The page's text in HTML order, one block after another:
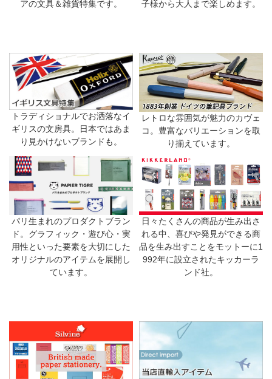
アの文具＆雑貨特集です。 子様から大人まで楽しめます。
トラディショナルでお洒落なイ
ギリスの文房具。日本ではあま
り見かけないブランドも。
レトロな雰囲気が魅力のカヴェ
コ。豊富なバリエーションを取
り揃えています。
パリ生まれのプロダクトブラン
ド。グラフィック・遊び心・実
用性といった要素を大切にした
オリジナルのアイテムを展開し
ています。
日々たくさんの商品が生み出さ
れる中、喜びや発見ができる商
品を生み出すことをモットーに1
992年に設立されたキッカーラ
ンド社。